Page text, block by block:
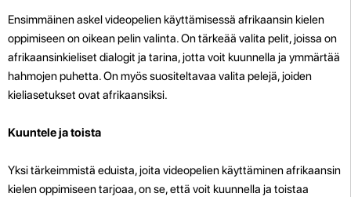
Ensimmäinen askel videopelien käyttämisessä afrikaansin kielen
oppimiseen on oikean pelin valinta. On tärkeää valita pelit, joissa on
afrikaansinkieliset dialogit ja tarina, jotta voit kuunnella ja ymmärtää
hahmojen puhetta. On myös suositeltavaa valita pelejä, joiden
kieliasetukset ovat afrikaansiksi.
Kuuntele ja toista
Yksi tärkeimmistä eduista, joita videopelien käyttäminen afrikaansin
kielen oppimiseen tarjoaa, on se, että voit kuunnella ja toistaa